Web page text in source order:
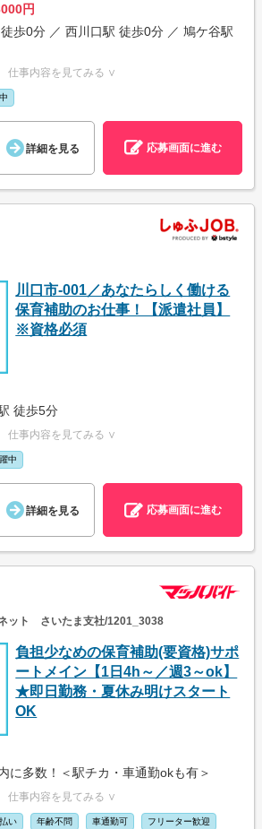
円
歩0分 ／ 西川口駅 徒歩0分 ／ 鳩ケ谷駅
仕事内容を見てみる ∨
詳細を見る 応募画面に進む
川口市-001／あなたらしく働ける
保育補助のお仕事！【派遣社員】
※資格必須
徒歩5分
仕事内容を見てみる ∨
中
詳細を見る 応募画面に進む
ット さいたま支社/1201_3038
負担少なめの保育補助(要資格)サポ
ートメイン【1日4h～／週3～ok】
★即日勤務・夏休み明けスタート
OK
に多数！＜駅チカ・車通勤okも有＞
仕事内容を見てみる ∨
い 年齢不問 車通勤可 フリーター歓迎